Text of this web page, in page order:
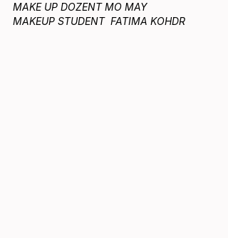
MAKE UP DOZENT MO MAY
MAKEUP STUDENT  FATIMA KOHDR